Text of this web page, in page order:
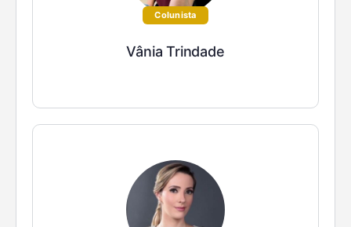
Colunista
Vânia Trindade